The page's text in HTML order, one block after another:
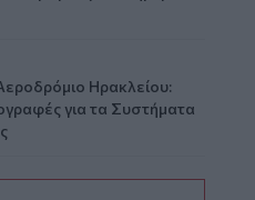
Ηρακλείου:
για τα Συστήματα